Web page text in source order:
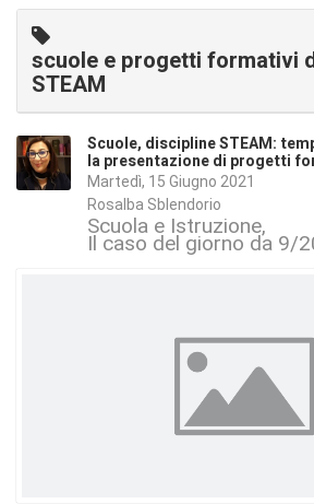
scuole e progetti formativi
STEAM
Scuole, discipline STEAM:
la presentazione di progetti
Martedì, 15 Giugno 2021
Rosalba Sblendorio
Scuola e Istruzione
Il caso del giorno da 9/